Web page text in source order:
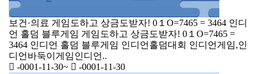
보건·의료 게임도하고 상금도받자! 0１O=7465 = 3464 인디
언 홀덤 블루게임 게임도하고 상금도받자! 0１O=7465 =
3464 인디언 홀덤 블루게임 인디언홀덤대회 인디언게임,인
디언바둑이게임인디언..
-0001-11-30~ -0001-11-30